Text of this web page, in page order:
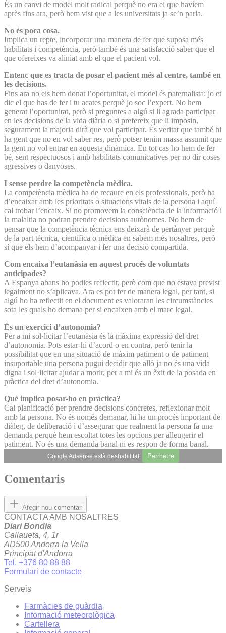
És un canvi de model molt radical perquè no era el que havíem
après fins ara, però hem vist que a les universitats ja se’n parla.
No és poca cosa.
Implica un repte, incorporar una manera de fer que suposa més
habilitats i competència, però també és una satisfacció saber que el
que ofereixes va aliniat amb el que el pacient vol.
Entenc que es tracta de posar el pacient més al centre, també en
les decisions.
Fins ara no els hem donat l’oportunitat, el model és paternalista: jo et
dic el que has de fer i tu acates perquè jo soc l’expert. No hem
generat l’oportunitat, però si preguntes a algú si li agrada participar
en les decisions de la vida diària o si prefereix que li imposin,
segurament la majoria dirà que vol participar. És veritat que també hi
ha gent que no en vol saber res, però potser tenim massa assumit que
la gent no vol entrar en aquesta dinàmica. En tot cas ho hem de fer
bé, sent respectuosos i amb habilitats comunicatives per no dir coses
agressives o danyoses.
I sense perdre la competència mèdica.
La competència mèdica ha de recaure en els professionals, però ha
d’encaixar amb les prioritats o situacions vitals de la persona i aquí
cal trobar l’encaix. Si no promovem la consciència de la informació i
la malaltia no podran prendre decisions autònomes. No hem de
pensar que la competència tècnica ens deixarà de pertànyer perquè
de la part tècnica, científica o mèdica en sabem més nosaltres, però
sí que els hem d’acompanyar i fer una decisió compartida.
Com encaixa l’eutanàsia en aquest procés de voluntats
anticipades?
A Espanya abans ho podies reflectir, però com que no estava previst
legalment no s’aplicava. Ara es pot fer de manera legal, per tant, si
algú ho ha reflectit en el document es valoraran les circumstàncies
sota les quals ho demana per si encaixen amb el marc legal.
És un exercici d’autonomia?
Per a mi sol·licitar l’eutanàsia és la màxima expressió del dret
d’autonomia. Pots estar-hi d’acord o en contra, però tenir la
possibilitat que en una situació de màxim patiment o de patiment
insuportable una persona pugui decidir que allò ja no és una vida
digna i sol·licitar ajudar a morir, per a mi és un èxit de la posada en
pràctica del dret d’autonomia.
Què implica posar-ho en pràctica?
Cal planificació per prendre decisions concretes, reflexionar molt
amb la persona. No és només demanar, hi ha un procés important de
diàleg, de deliberació i d’assegurar que realment la persona fa una
demanda perquè hem escoltat totes les opcions per alleugerir el
patiment. No és una demanda banal ni es respon de forma banal.
Google Adsense està deshabilitat. Permetre
Comentaris
Afegir nou comentari
CONTACTA AMB NOSALTRES
Diari Bondia
Callaueta, 4, 1r
AD500 Andorra la Vella
Principat d'Andorra
Tel. +376 80 88 88
Formulari de contacte
Serveis
Farmàcies de guàrdia
Informació meteorològica
Cartellera